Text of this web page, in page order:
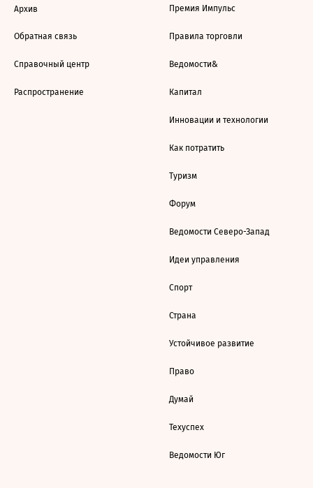
Архив
Обратная связь
Справочный центр
Распространение
Премия Импульс
Правила торговли
Ведомости&
Капитал
Инновации и технологии
Как потратить
Туризм
Форум
Ведомости Северо-Запад
Идеи управления
Спорт
Страна
Устойчивое развитие
Право
Думай
Техуспех
Ведомости Юг